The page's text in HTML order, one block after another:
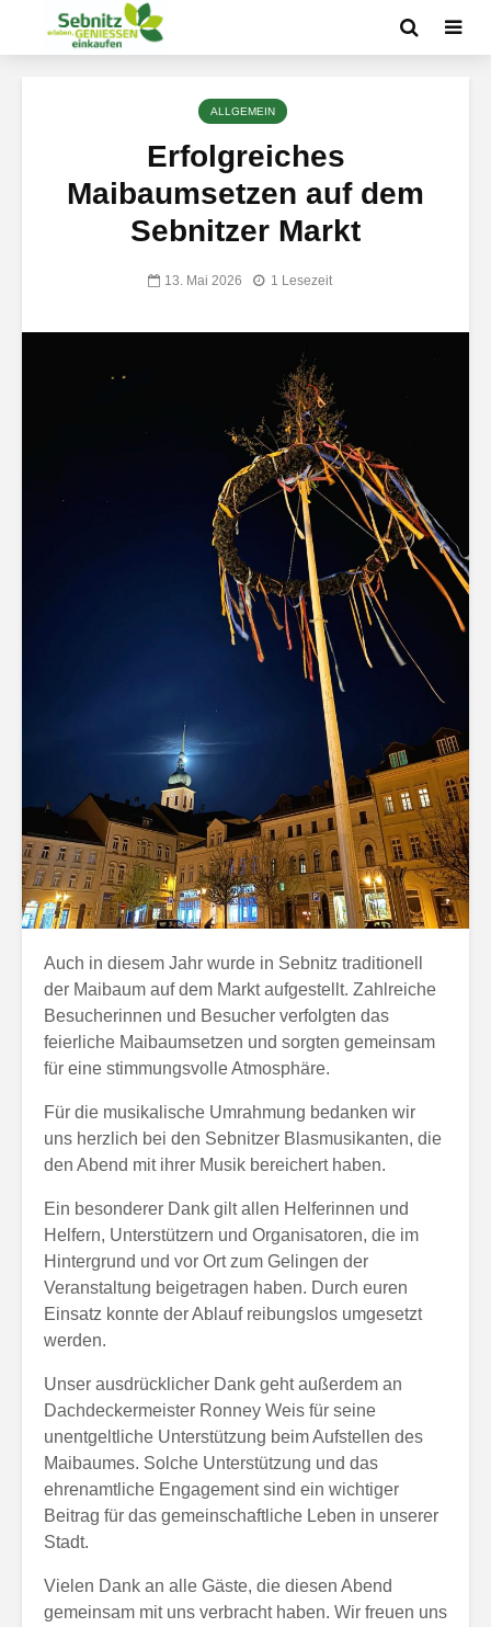
ALLGEMEIN
Erfolgreiches
Maibaumsetzen auf dem
Sebnitzer Markt
13. Mai 2026 1 Lesezeit
Auch in diesem Jahr wurde in Sebnitz traditionell
der Maibaum auf dem Markt aufgestellt. Zahlreiche
Besucherinnen und Besucher verfolgten das
feierliche Maibaumsetzen und sorgten gemeinsam
für eine stimmungsvolle Atmosphäre.
Für die musikalische Umrahmung bedanken wir
uns herzlich bei den Sebnitzer Blasmusikanten, die
den Abend mit ihrer Musik bereichert haben.
Ein besonderer Dank gilt allen Helferinnen und
Helfern, Unterstützern und Organisatoren, die im
Hintergrund und vor Ort zum Gelingen der
Veranstaltung beigetragen haben. Durch euren
Einsatz konnte der Ablauf reibungslos umgesetzt
werden.
Unser ausdrücklicher Dank geht außerdem an
Dachdeckermeister Ronney Weis für seine
unentgeltliche Unterstützung beim Aufstellen des
Maibaumes. Solche Unterstützung und das
ehrenamtliche Engagement sind ein wichtiger
Beitrag für das gemeinschaftliche Leben in unserer
Stadt.
Vielen Dank an alle Gäste, die diesen Abend
gemeinsam mit uns verbracht haben. Wir freuen uns